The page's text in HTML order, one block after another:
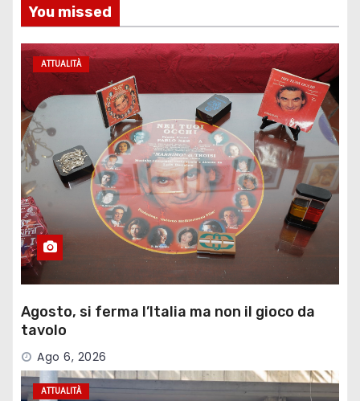
You missed
ATTUALITÀ
Agosto, si ferma l’Italia ma non il gioco da
tavolo
Ago 6, 2026
ATTUALITÀ